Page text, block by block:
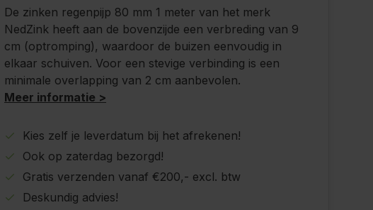
De zinken regenpijp 80 mm 1 meter van het merk
NedZink heeft aan de bovenzijde een verbreding van 9
cm (optromping), waardoor de buizen eenvoudig in
elkaar schuiven. Voor een stevige verbinding is een
minimale overlapping van 2 cm aanbevolen.
Meer informatie >
Kies zelf je leverdatum bij het afrekenen!
Ook op zaterdag bezorgd!
Gratis verzenden vanaf €200,- excl. btw
Deskundig advies!